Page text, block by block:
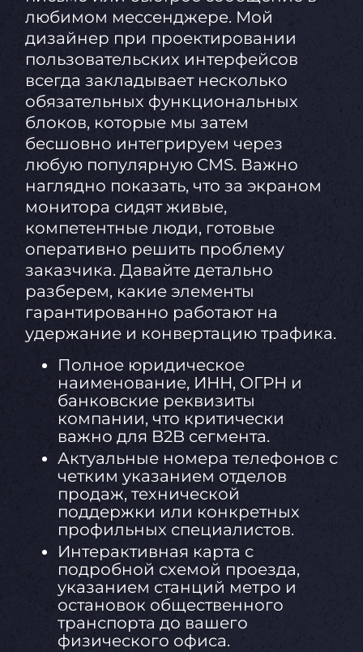
любимом мессенджере. Мой
дизайнер при проектировании
пользовательских интерфейсов
всегда закладывает несколько
обязательных функциональных
блоков, которые мы затем
бесшовно интегрируем через
любую популярную CMS. Важно
наглядно показать, что за экраном
монитора сидят живые,
компетентные люди, готовые
оперативно решить проблему
заказчика. Давайте детально
разберем, какие элементы
гарантированно работают на
удержание и конвертацию трафика.
Полное юридическое
наименование, ИНН, ОГРН и
банковские реквизиты
компании, что критически
важно для B2B сегмента.
Актуальные номера телефонов с
четким указанием отделов
продаж, технической
поддержки или конкретных
профильных специалистов.
Интерактивная карта с
подробной схемой проезда,
указанием станций метро и
остановок общественного
транспорта до вашего
физического офиса.